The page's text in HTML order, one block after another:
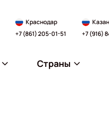
Краснодар
+7 (861) 205-01-51
+7 (916)
Страны